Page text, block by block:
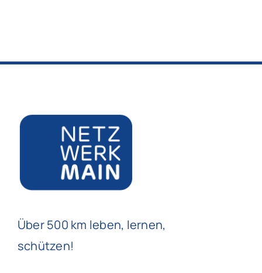
Über 500 km leben, lernen,
schützen!